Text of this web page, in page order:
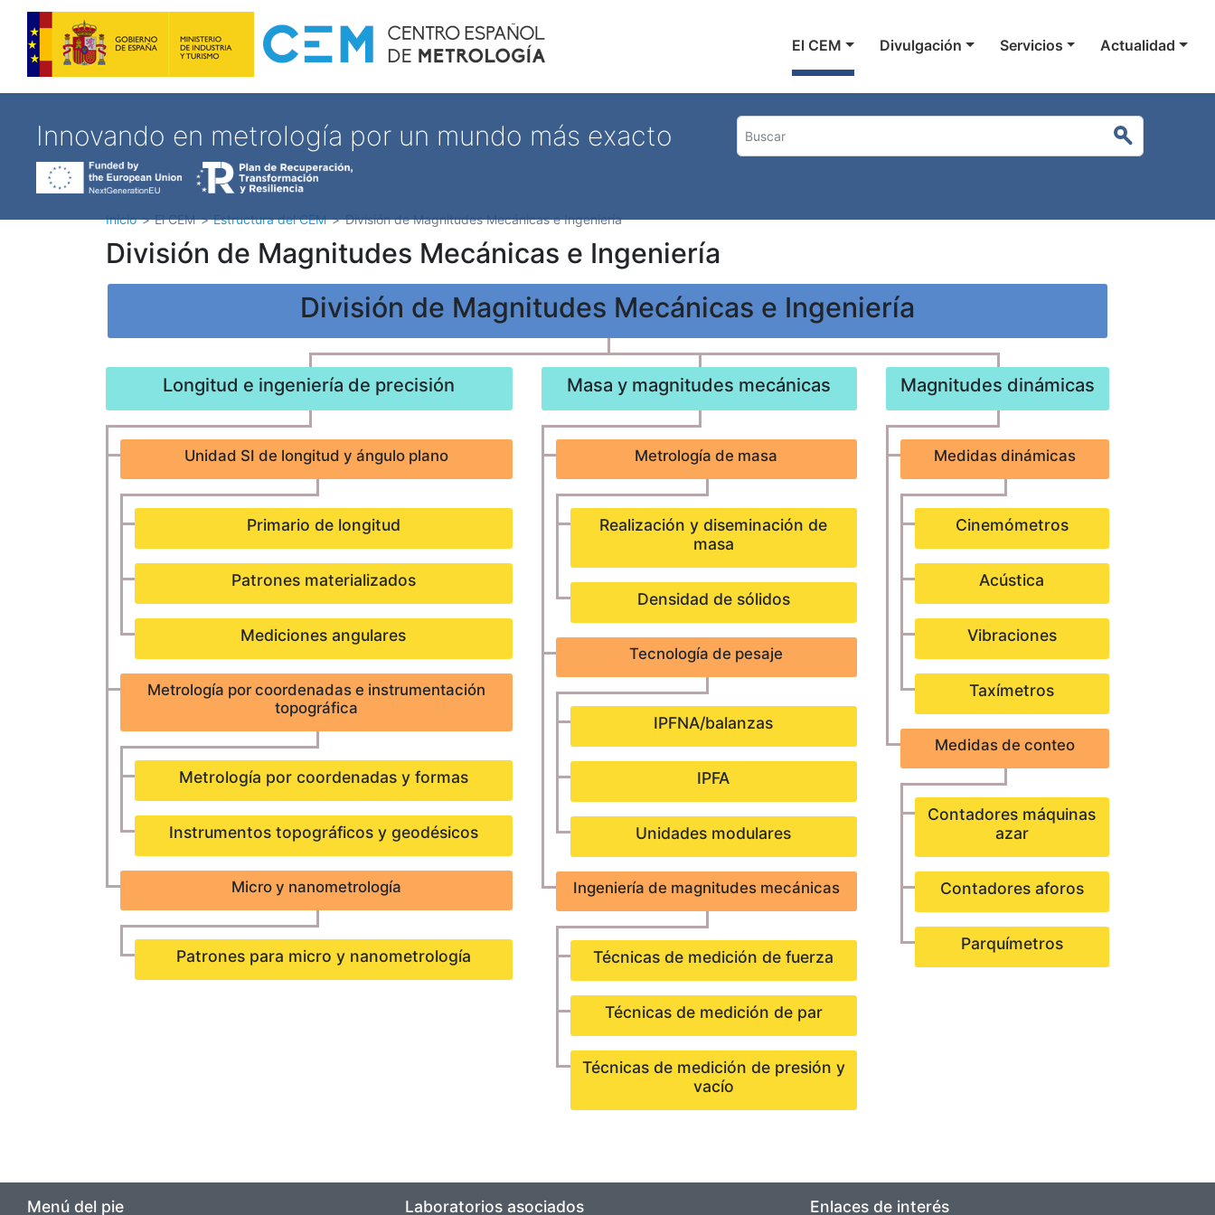
Navegación principal
El CEM Divulgación Servicios Actualidad
Innovando en metrología por un mundo más exacto Buscar
Inicio El CEM Estructura del CEM División de Magnitudes Mecánicas e Ingeniería
División de Magnitudes Mecánicas e Ingeniería
División de Magnitudes Mecánicas e Ingeniería
Longitud e ingeniería de precisión
Unidad SI de longitud y ángulo plano
Primario de longitud
Patrones materializados
Mediciones angulares
Metrología por coordenadas e instrumentación
topográfica
Metrología por coordenadas y formas
Instrumentos topográficos y geodésicos
Micro y nanometrología
Patrones para micro y nanometrología
Masa y magnitudes mecánicas
Metrología de masa
Realización y diseminación de
masa
Densidad de sólidos
Tecnología de pesaje
IPFNA/balanzas
IPFA
Unidades modulares
Ingeniería de magnitudes mecánicas
Técnicas de medición de fuerza
Técnicas de medición de par
Técnicas de medición de presión y
vacío
Magnitudes dinámicas
Medidas dinámicas
Cinemómetros
Acústica
Vibraciones
Taxímetros
Medidas de conteo
Contadores máquinas
azar
Contadores aforos
Parquímetros
Menú del pie Laboratorios asociados Enlaces de interés